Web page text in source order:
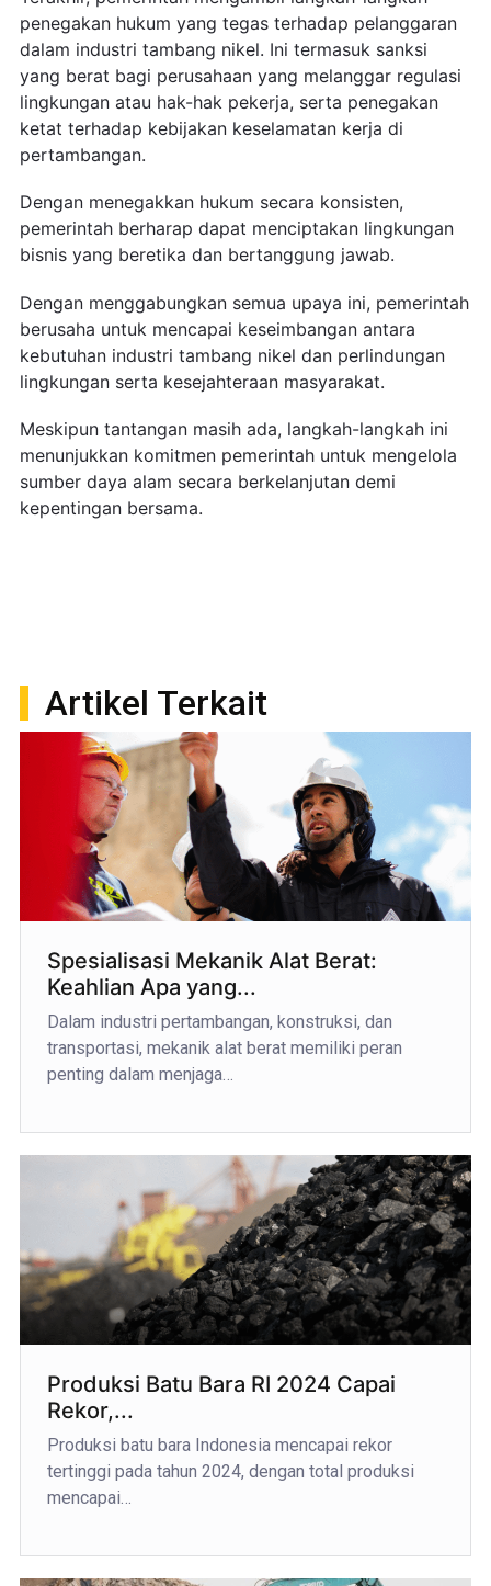
penegakan hukum yang tegas terhadap pelanggaran
dalam industri tambang nikel. Ini termasuk sanksi
yang berat bagi perusahaan yang melanggar regulasi
lingkungan atau hak-hak pekerja, serta penegakan
ketat terhadap kebijakan keselamatan kerja di
pertambangan.
Dengan menegakkan hukum secara konsisten,
pemerintah berharap dapat menciptakan lingkungan
bisnis yang beretika dan bertanggung jawab.
Dengan menggabungkan semua upaya ini, pemerintah
berusaha untuk mencapai keseimbangan antara
kebutuhan industri tambang nikel dan perlindungan
lingkungan serta kesejahteraan masyarakat.
Meskipun tantangan masih ada, langkah-langkah ini
menunjukkan komitmen pemerintah untuk mengelola
sumber daya alam secara berkelanjutan demi
kepentingan bersama.
Artikel Terkait
Spesialisasi Mekanik Alat Berat:
Keahlian Apa yang...
Dalam industri pertambangan, konstruksi, dan
transportasi, mekanik alat berat memiliki peran
penting dalam menjaga…
Produksi Batu Bara RI 2024 Capai
Rekor,...
Produksi batu bara Indonesia mencapai rekor
tertinggi pada tahun 2024, dengan total produksi
mencapai…